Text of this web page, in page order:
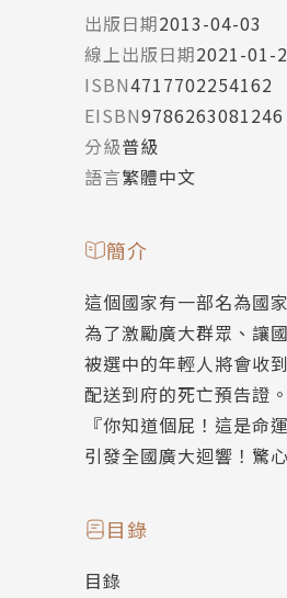
出版日期2013-04-03
線上出版日期2021-01-
ISBN4717702254162
EISBN9786263081246
分級普級
語言繁體中文
簡介
這個國家有一部名為國
為了激勵廣大群眾、讓
被選中的年輕人將會收
配送到府的死亡預告證
『你知道個屁！這是
引發全國廣大迴響！驚
目錄
目錄